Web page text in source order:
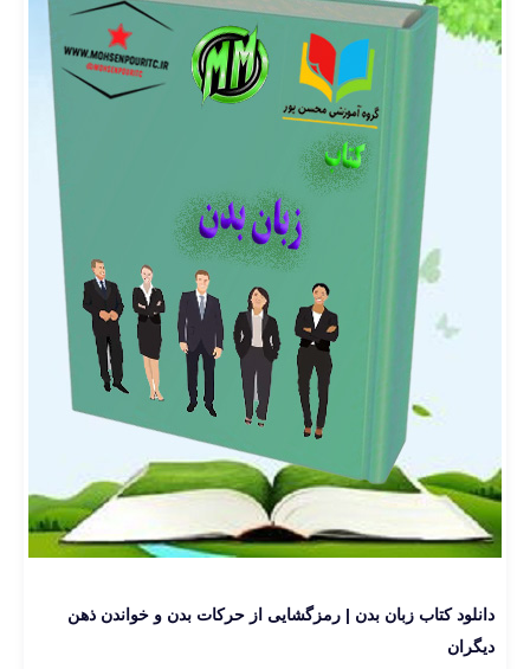
دانلود کتاب زبان بدن | رمزگشایی از حرکات بدن و خواندن ذهن
دیگران